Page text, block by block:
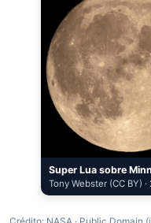
Super Lua sobre
Tony Webster (CC BY) ·